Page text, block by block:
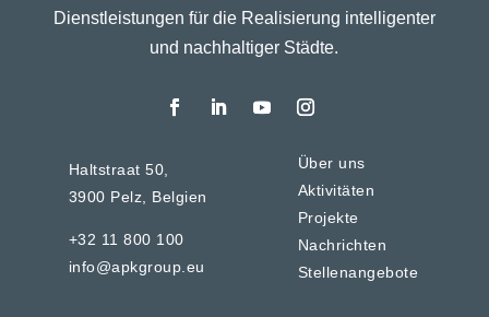
Dienstleistungen für die Realisierung intelligenter
und nachhaltiger Städte.
Haltstraat 50,
3900 Pelz, Belgien
+32 11 800 100
info@apkgroup.eu
Über uns
Aktivitäten
Projekte
Nachrichten
Stellenangebote